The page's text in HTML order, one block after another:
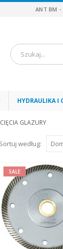
ANT BM
HYDRAULIKA I
GLAZURY
Sortuj według:
SALE